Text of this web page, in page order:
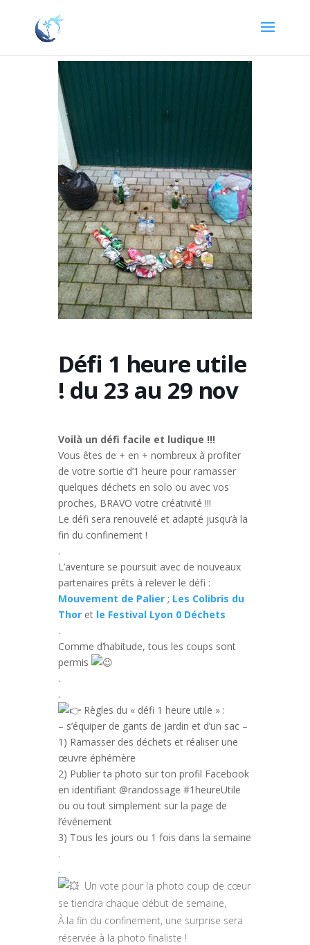
Défi 1 heure utile
! du 23 au 29 nov
Voilà un défi facile et ludique !!!
Vous êtes de + en + nombreux à profiter
de votre sortie d’1 heure pour ramasser
quelques déchets en solo ou avec vos
proches, BRAVO votre créativité !!!
Le défi sera renouvelé et adapté jusqu’à la
fin du confinement !
.
L’aventure se poursuit avec de nouveaux
partenaires prêts à relever le défi :
Mouvement de Palier ; Les Colibris du
Thor et le Festival Lyon 0 Déchets
.
Comme d’habitude, tous les coups sont
permis
.
.
Règles du « défi 1 heure utile » :
– s’équiper de gants de jardin et d’un sac –
1) Ramasser des déchets et réaliser une
œuvre éphémère
2) Publier ta photo sur ton profil Facebook
en identifiant @randossage #1heureUtile
ou ou tout simplement sur la page de
l’événement
3) Tous les jours ou 1 fois dans la semaine
.
.
Un vote pour la photo coup de cœur
se tiendra chaque début de semaine,
À la fin du confinement, une surprise sera
réservée à la photo finaliste !